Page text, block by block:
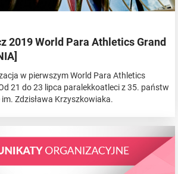
2019 World Para Athletics Grand
w pierwszym World Para Athletics
21 do 23 lipca paralekkoatleci z 35. państw
Zdzisława Krzyszkowiaka.